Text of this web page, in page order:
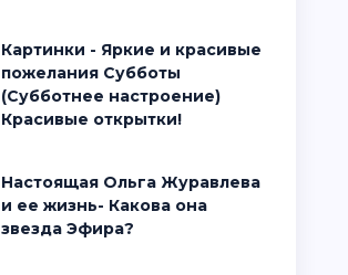
Картинки - Яркие и красивые
пожелания Субботы
(Субботнее настроение)
Красивые открытки!
Настоящая Ольга Журавлева
и ее жизнь- Какова она
звезда Эфира?